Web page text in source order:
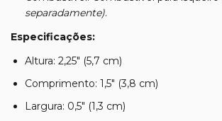
separadamente).
Especificações:
Altura: 2,25″ (5,7 cm)
Comprimento: 1,5″ (3,8 cm)
Largura: 0,5″ (1,3 cm)